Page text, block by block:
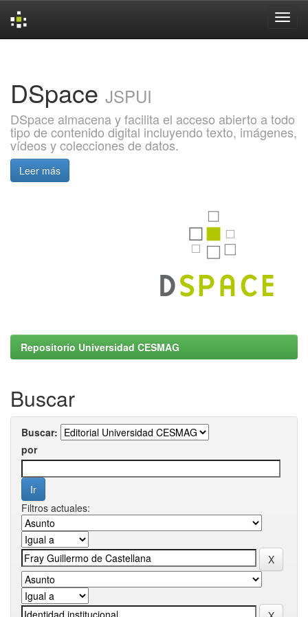
DSpace JSPUI
DSpace almacena y facilita el acceso abierto a todo
tipo de contenido digital incluyendo texto, imágenes,
vídeos y colecciones de datos.
Leer más
Repositorio Universidad CESMAG
Buscar
Buscar:
por
Filtros actuales: